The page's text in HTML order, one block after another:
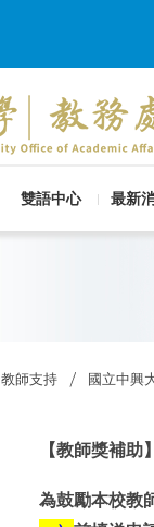
雙語中心 最新
教師支持 國立中興
【教師獎補
為鼓勵本校教